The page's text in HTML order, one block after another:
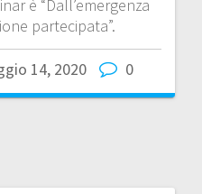
è “Dall’emergenza
partecipata”.
14, 2020 0